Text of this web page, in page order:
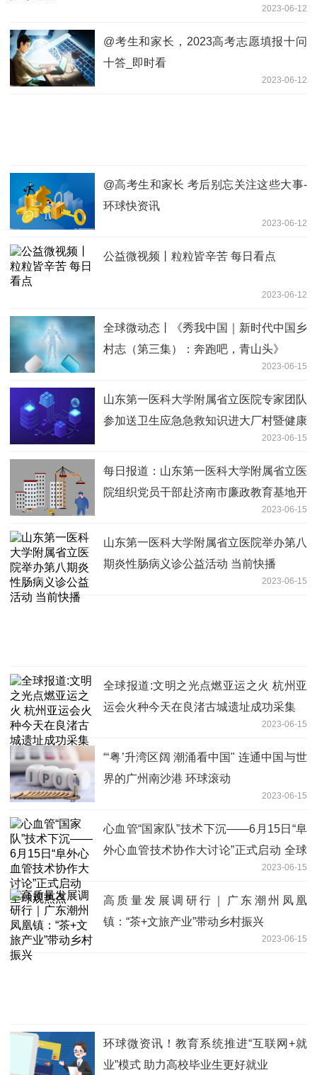
2023-06-12
@考生和家长，2023高考志愿填报十问
十答_即时看
2023-06-12
@高考生和家长 考后别忘关注这些大事-
环球快资讯
2023-06-12
公益微视频丨粒粒皆辛苦 每日看点
2023-06-12
全球微动态丨《秀我中国｜新时代中国乡
村志（第三集）：奔跑吧，青山头》
2023-06-15
山东第一医科大学附属省立医院专家团队
参加送卫生应急急救知识进大厂村暨健康
2023-06-15
每日报道：山东第一医科大学附属省立医
院组织党员干部赴济南市廉政教育基地开
2023-06-15
山东第一医科大学附属省立医院举办第八
期炎性肠病义诊公益活动 当前快播
2023-06-15
全球报道:文明之光点燃亚运之火 杭州亚
运会火种今天在良渚古城遗址成功采集
2023-06-15
“‘粤’升湾区阔 潮涌看中国" 连通中国与世
界的广州南沙港 环球滚动
2023-06-15
心血管“国家队”技术下沉——6月15日“阜
外心血管技术协作大讨论”正式启动 全球
2023-06-15
高质量发展调研行｜广东潮州凤凰
镇：“茶+文旅产业”带动乡村振兴
2023-06-15
环球微资讯！教育系统推进“互联网+就
业”模式 助力高校毕业生更好就业